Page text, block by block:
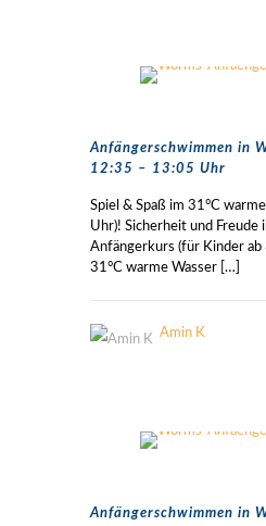
Anfängerschwimmen in
12:35 – 13:05 Uhr
Spiel & Spaß im 31°C
Uhr)! Sicherheit und Freude
Anfängerkurs (für Kinder ab
31°C warme Wasser […]
Amin K
Anfängerschwimmen in